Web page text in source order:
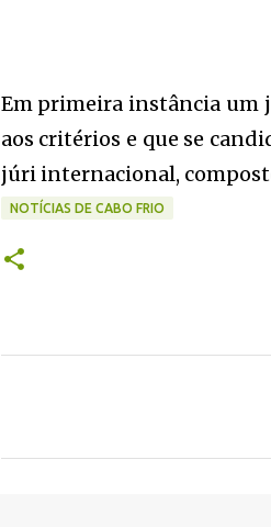
Em primeira instância um
aos critérios e que se
júri internacional,
NOTÍCIAS DE CABO FRIO